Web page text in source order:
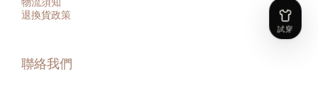
退換貨政策
聯絡我們